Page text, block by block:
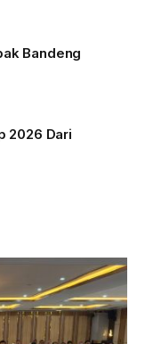
Bandeng
2026 Dari